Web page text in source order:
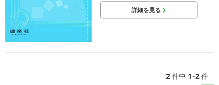
詳細を見る
2件中 1-2件